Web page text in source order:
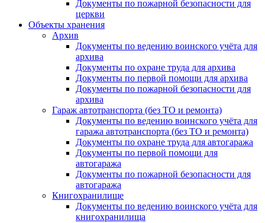
Документы по пожарной безопасности для
церкви
Объекты хранения
Архив
Документы по ведению воинского учёта для
архива
Документы по охране труда для архива
Документы по первой помощи для архива
Документы по пожарной безопасности для
архива
Гараж автотранспорта (без ТО и ремонта)
Документы по ведению воинского учёта для
гаража автотранспорта (без ТО и ремонта)
Документы по охране труда для автогаража
Документы по первой помощи для
автогаража
Документы по пожарной безопасности для
автогаража
Книгохранилище
Документы по ведению воинского учёта для
книгохранилища